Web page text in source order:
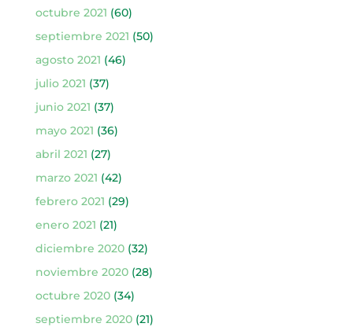
octubre 2021 (60)
septiembre 2021 (50)
agosto 2021 (46)
julio 2021 (37)
junio 2021 (37)
mayo 2021 (36)
abril 2021 (27)
marzo 2021 (42)
febrero 2021 (29)
enero 2021 (21)
diciembre 2020(32)
noviembre 2020(28)
octubre 2020(34)
septiembre 2020(21)